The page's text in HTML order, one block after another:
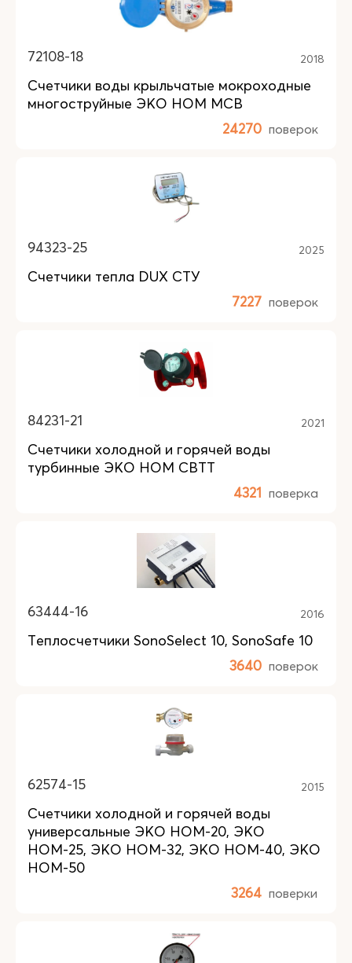
72108-18 2018
Счетчики воды крыльчатые мокроходные
многоструйные ЭКО НОМ МСВ
24270 поверок
94323-25 2025
Счетчики тепла DUX СТУ
7227 поверок
84231-21 2021
Счетчики холодной и горячей воды
турбинные ЭКО НОМ СВТТ
4321 поверка
63444-16 2016
Теплосчетчики SonoSelect 10, SonoSafe 10
3640 поверок
62574-15 2015
Счетчики холодной и горячей воды
универсальные ЭКО НОМ-20, ЭКО
НОМ-25, ЭКО НОМ-32, ЭКО НОМ-40, ЭКО
НОМ-50
3264 поверки